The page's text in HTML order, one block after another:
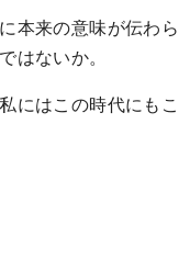
本来の意味が伝わら
ないか。
にはこの時代にもこ